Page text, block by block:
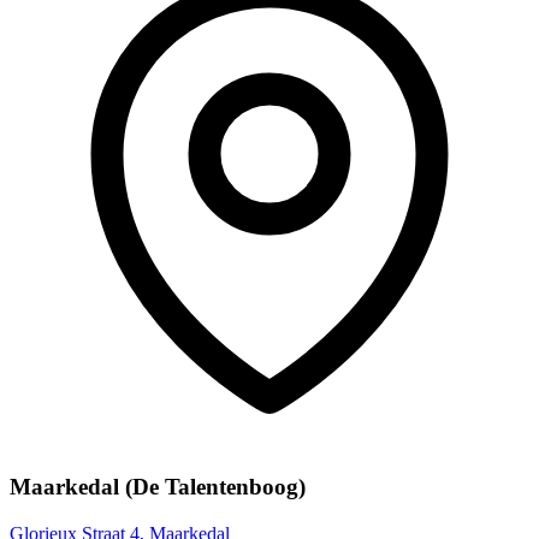
Maarkedal (De Talentenboog)
Glorieux Straat 4, Maarkedal